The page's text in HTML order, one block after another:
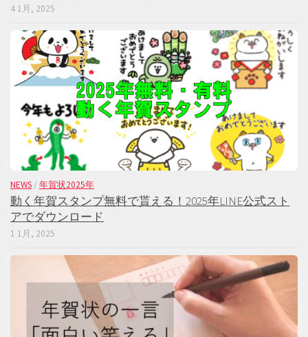
4 1月, 2025
NEWS / 年賀状2025年
動く年賀スタンプ無料で貰える！2025年LINE公式スト
アでダウンロード
1 1月, 2025